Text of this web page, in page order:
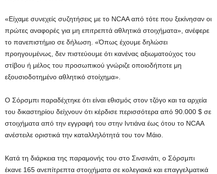
«Είχαμε συνεχείς συζητήσεις με το NCAA από τότε που ξεκίνησαν οι
πρώτες αναφορές για μη επιτρεπτά αθλητικά στοιχήματα», ανέφερε
το πανεπιστήμιο σε δήλωση. «Όπως έχουμε δηλώσει
προηγουμένως, δεν πιστεύουμε ότι κανένας αξιωματούχος του
στίβου ή μέλος του προσωπικού γνώριζε οποιοδήποτε μη
εξουσιοδοτημένο αθλητικό στοίχημα».
Ο Σόρσμπι παραδέχτηκε ότι είναι εθισμός στον τζόγο και τα αρχεία
του δικαστηρίου δείχνουν ότι κέρδισε περισσότερα από 90.000 $ σε
στοιχήματα από την εγγραφή του στην Ιντιάνα έως ότου το NCAA
ανέστειλε οριστικά την καταλληλότητά του τον Μάιο.
Κατά τη διάρκεια της παραμονής του στο Σινσινάτι, ο Σόρσμπι
έκανε 165 ανεπίτρεπτα στοιχήματα σε κολεγιακά και επαγγελματικά